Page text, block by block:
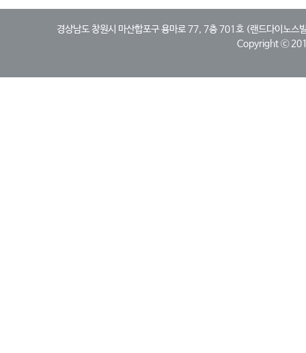
경상남도 창원시 마산합포구 용마로 77, 7층 701호 (랜드다
Copyright ⓒ